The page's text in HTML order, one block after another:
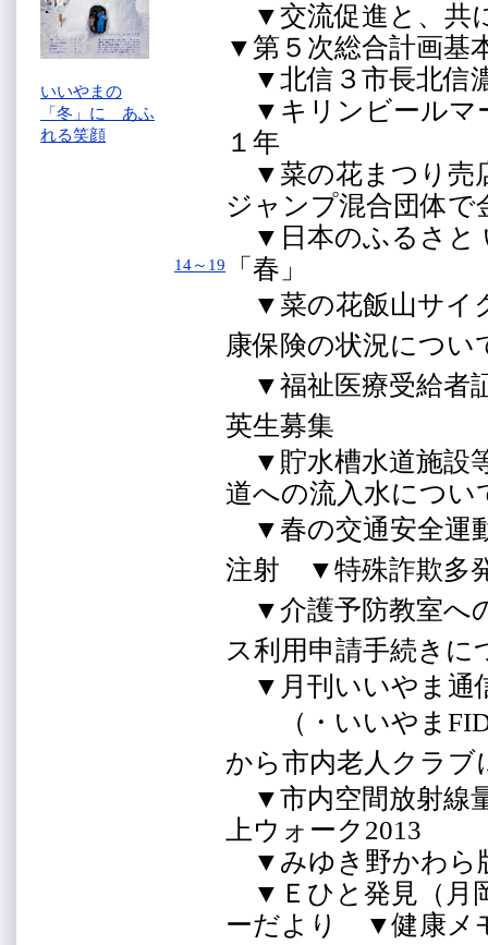
いいやまの
「冬」に あふ
れる笑顔
14～19
▼交流促進と、共
▼第５次総合計画基
▼北信３市長北信
▼キリンビールマ
１年
▼菜の花まつり売
ジャンプ混合団体で
▼日本のふるさと
「春」
▼菜の花飯山サイ
康保険の状況につ
▼福祉医療受給者
英生募集
▼貯水槽水道施設
道への流入水につ
▼春の交通安全運
注射 ▼特殊詐欺多
▼介護予防教室へ
ス利用申請手続きに
▼月刊いいやま通
（ ・いいやま
から市内老人クラブ
▼市内空間放射線
上ウォーク2013
▼みゆき野かわ
▼Ｅひと発見（月
ーだより ▼健康